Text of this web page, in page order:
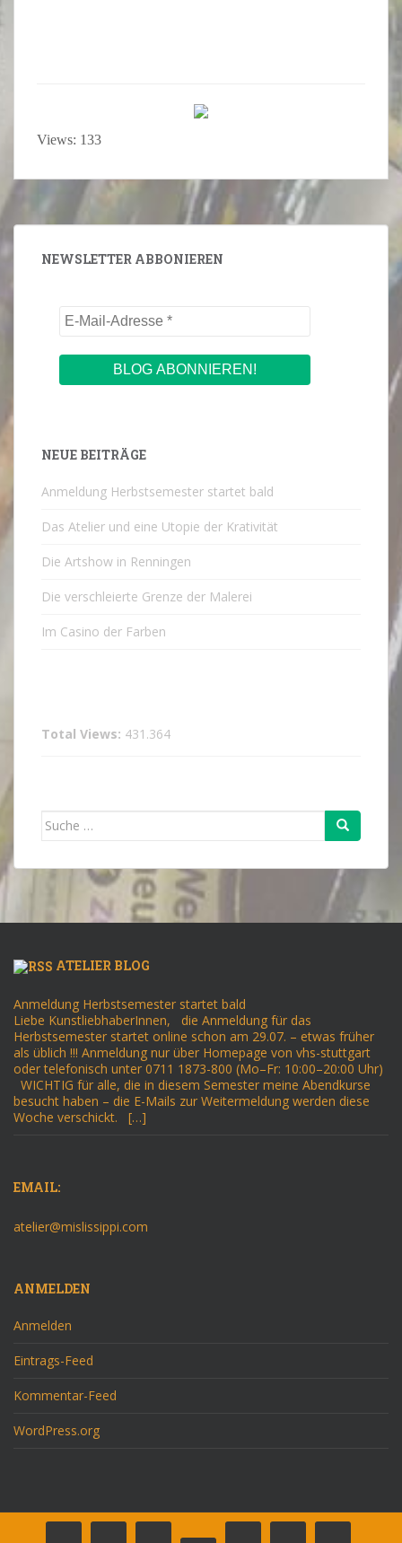
Views: 133
NEWSLETTER ABBONIEREN
NEUE BEITRÄGE
Anmeldung Herbstsemester startet bald
Das Atelier und eine Utopie der Krativität
Die Artshow in Renningen
Die verschleierte Grenze der Malerei
Im Casino der Farben
Total Views: 431.364
Suche
ATELIER BLOG
Anmeldung Herbstsemester startet bald
Liebe KunstliebhaberInnen, die Anmeldung für das
Herbstsemester startet online schon am 29.07. – etwas früher
als üblich !!! Anmeldung nur über Homepage von vhs-stuttgart
oder telefonisch unter 0711 1873-800 (Mo–Fr: 10:00–20:00 Uhr)
WICHTIG für alle, die in diesem Semester meine Abendkurse
besucht haben – die E-Mails zur Weitermeldung werden diese
Woche verschickt. […]
EMAIL:
atelier@mislissippi.com
ANMELDEN
Anmelden
Eintrags-Feed
Kommentar-Feed
WordPress.org